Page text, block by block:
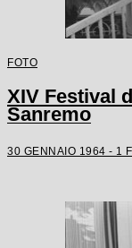
FOTO
XIV Festival
Sanremo
30 GENNAIO 1964 - 1